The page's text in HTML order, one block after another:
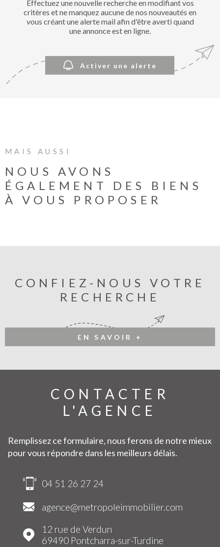
CHEZ
Effectuez une nouvelle recherche en modifiant vos
critères et ne manquez aucune de nos nouveautés en
vous créant une alerte mail afin d'être averti quand
une annonce est en ligne.
Activer une alerte
MAIS AUSSI
NOUS AVONS
ÉGALEMENT DES BIENS
À VOUS PROPOSER
CONFIEZ-NOUS VOTRE
RECHERCHE
EN SAVOIR +
CONTACTER
L'AGENCE
Remplissez ce formulaire, nous ferons de notre mieux
pour vous répondre dans les meilleurs délais.
04 51 26 27 24
agence@metropoleimmobilier.com
12 rue de Verdun
69490 Pontcharra-sur-Turdine